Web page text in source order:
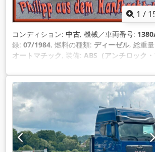
1 /
コンディション: 中古, 機械／車両番号:
録: 07/1984, 燃料の種類: ディーゼル, 総重
オートマチック, 装備: ABS（アンチロック
, TUVはNEW!So-KFZ登録 , 陸
好な状態である（予備軍からの車両）した
ています：全輪駆動、5速オートマチック
ステアリング（ 超スムーズ）、ABS付きエ
ン付き）。車両装備： 前スレッド、重後ス
リア、サイドに取り付け可能、4点支持は
ス2（トラック）、タイヤサイズ11.00R20
の電源 , M936は、Tuvだけでなく、信頼性